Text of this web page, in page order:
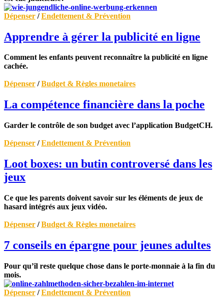
Dépenser /Endettement & Prévention
Apprendre à gérer la publicité en ligne
Comment les enfants peuvent reconnaître la publicité en ligne
cachée.
Dépenser /Budget & Règles monetaires
La compétence financière dans la poche
Garder le contrôle de son budget avec l’application BudgetCH.
Dépenser /Endettement & Prévention
Loot boxes: un butin controversé dans les
jeux
Ce que les parents doivent savoir sur les éléments de jeux de
hasard intégrés aux jeux vidéo.
Dépenser /Budget & Règles monetaires
7 conseils en épargne pour jeunes adultes
Pour qu’il reste quelque chose dans le porte-monnaie à la fin du
mois.
Dépenser /Endettement & Prévention